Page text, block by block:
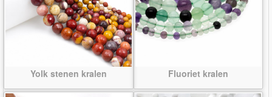
Yolk stenen kralen Fluoriet kralen